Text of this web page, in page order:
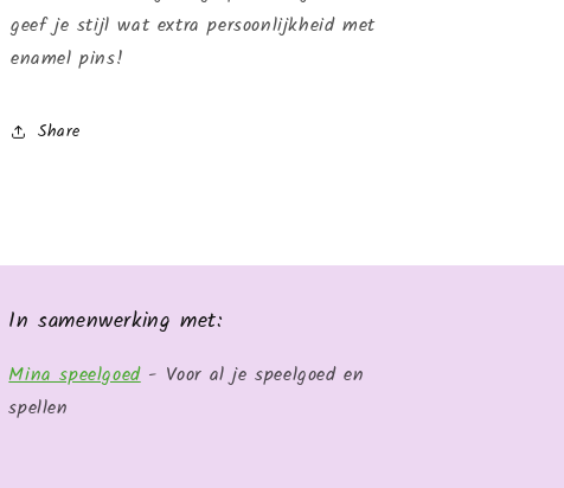
geef je stijl wat extra persoonlijkheid met
enamel pins!
Share
In samenwerking met:
Mina speelgoed- Voor al je speelgoed en
spellen